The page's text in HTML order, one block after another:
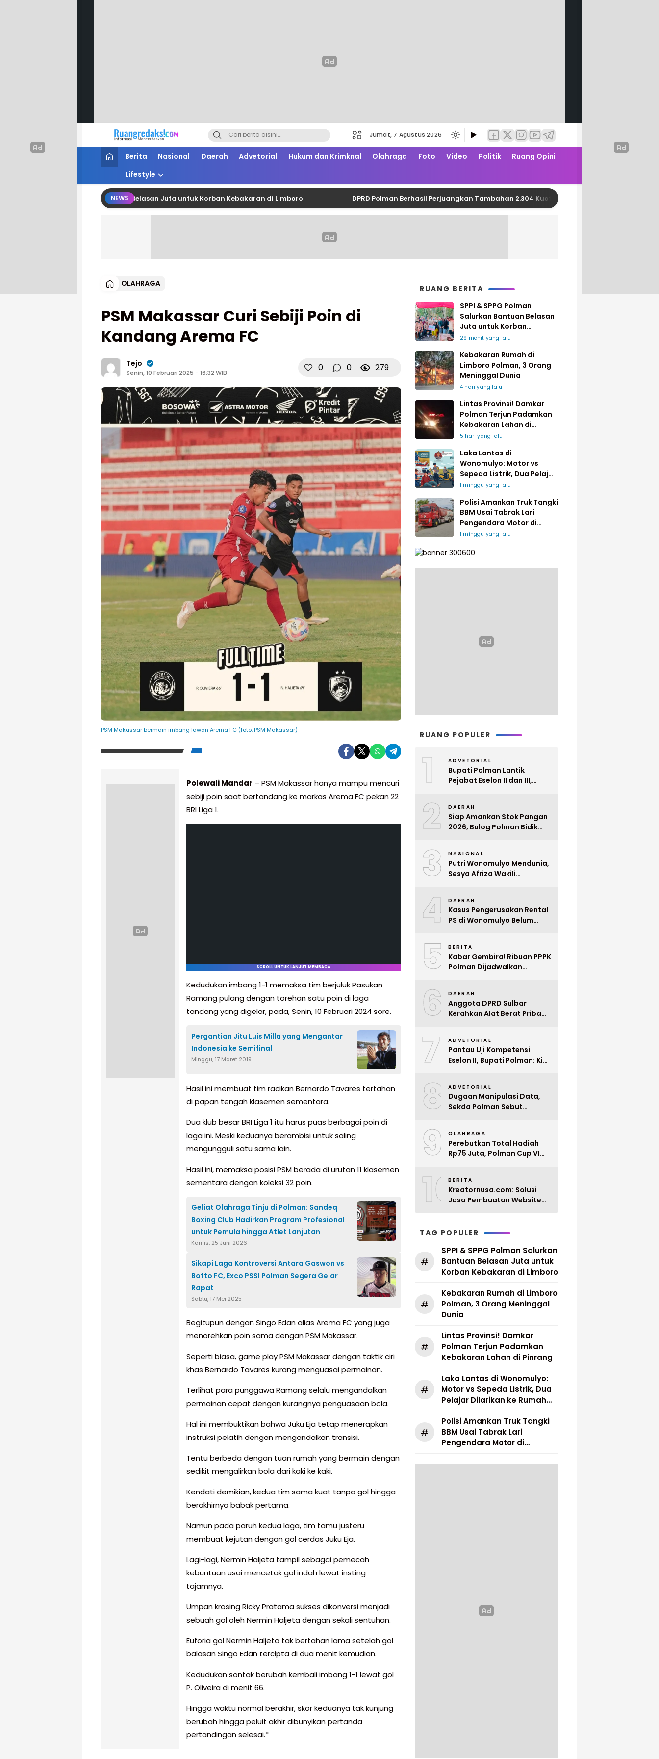
Ruang Redaksi
Informasi Mencerdaskan
Jumat, 7 Agustus 2026
Berita Nasional Daerah Advetorial Hukum dan Krimknal Olahraga Foto Video Politik
Ruang Opini
Lifestyle
NEWS
Polman Salurkan Bantuan Belasan Juta untuk Korban Kebakaran di Limboro DPRD Polman Berhasil Perjuangkan Tambahan 2.304 Kuota PBI JK APBN dari Kemensos RI
OLAHRAGA
PSM Makassar Curi Sebiji Poin di
Kandang Arema FC
Tejo
Senin, 10 Februari 2025 - 16:32 WIB 0 0 279
PSM Makassar bermain imbang lawan Arema FC (foto: PSM Makassar)
Polewali Mandar – PSM Makassar hanya mampu mencuri
sebiji poin saat bertandang ke markas Arema FC pekan 22
BRI Liga 1.
SCROLL UNTUK LANJUT MEMBACA
Kedudukan imbang 1-1 memaksa tim berjuluk Pasukan
Ramang pulang dengan torehan satu poin di laga
tandang yang digelar, pada, Senin, 10 Februari 2024 sore.
Pergantian Jitu Luis Milla yang Mengantar
Indonesia ke Semifinal
Minggu, 17 Maret 2019
Hasil ini membuat tim racikan Bernardo Tavares tertahan
di papan tengah klasemen sementara.
Dua klub besar BRI Liga 1 itu harus puas berbagai poin di
laga ini. Meski keduanya berambisi untuk saling
mengungguli satu sama lain.
Hasil ini, memaksa posisi PSM berada di urutan 11 klasemen
sementara dengan koleksi 32 poin.
Geliat Olahraga Tinju di Polman: Sandeq
Boxing Club Hadirkan Program Profesional
untuk Pemula hingga Atlet Lanjutan
Kamis, 25 Juni 2026
Sikapi Laga Kontroversi Antara Gaswon vs
Botto FC, Exco PSSI Polman Segera Gelar
Rapat
Sabtu, 17 Mei 2025
Begitupun dengan Singo Edan alias Arema FC yang juga
menorehkan poin sama dengan PSM Makassar.
Seperti biasa, game play PSM Makassar dengan taktik ciri
khas Bernardo Tavares kurang menguasai permainan.
Terlihat para punggawa Ramang selalu mengandalkan
permainan cepat dengan kurangnya penguasaan bola.
Hal ini membuktikan bahwa Juku Eja tetap menerapkan
instruksi pelatih dengan mengandalkan transisi.
Tentu berbeda dengan tuan rumah yang bermain dengan
sedikit mengalirkan bola dari kaki ke kaki.
Kendati demikian, kedua tim sama kuat tanpa gol hingga
berakhirnya babak pertama.
Namun pada paruh kedua laga, tim tamu justeru
membuat kejutan dengan gol cerdas Juku Eja.
Lagi-lagi, Nermin Haljeta tampil sebagai pemecah
kebuntuan usai mencetak gol indah lewat insting
tajamnya.
Umpan krosing Ricky Pratama sukses dikonversi menjadi
sebuah gol oleh Nermin Haljeta dengan sekali sentuhan.
Euforia gol Nermin Haljeta tak bertahan lama setelah gol
balasan Singo Edan tercipta di dua menit kemudian.
Kedudukan sontak berubah kembali imbang 1-1 lewat gol
P. Oliveira di menit 66.
Hingga waktu normal berakhir, skor keduanya tak kunjung
berubah hingga peluit akhir dibunyikan pertanda
pertandingan selesai.*
RUANG BERITA
SPPI & SPPG Polman
Salurkan Bantuan Belasan
Juta untuk Korban
Kebakaran di Limboro
29 menit yang lalu
Kebakaran Rumah di
Limboro Polman, 3 Orang
Meninggal Dunia
4 hari yang lalu
Lintas Provinsi! Damkar
Polman Terjun Padamkan
Kebakaran Lahan di
Pinrang
5 hari yang lalu
Laka Lantas di
Wonomulyo: Motor vs
Sepeda Listrik, Dua Pelajar
Dilarikan ke Rumah Sakit
1 minggu yang lalu
Polisi Amankan Truk Tangki
BBM Usai Tabrak Lari
Pengendara Motor di
Matakali
1 minggu yang lalu
RUANG POPULER
1 ADVETORIAL
Bupati Polman Lantik
Pejabat Eselon II dan III,
2 DAERAH
Siap Amankan Stok Pangan
2026, Bulog Polman Bidik
3 NASIONAL
Putri Wonomulyo Mendunia,
Sesya Afriza Wakili
4 DAERAH
Kasus Pengerusakan Rental
PS di Wonomulyo Belum
Pelaku
5 BERITA
Kabar Gembira! Ribuan PPPK
Polman Dijadwalkan
6 DAERAH
Anggota DPRD Sulbar
Kerahkan Alat Berat Pribadi
7 ADVETORIAL
Pantau Uji Kompetensi
Eselon II, Bupati Polman: Kita
8 ADVETORIAL
Dugaan Manipulasi Data,
Sekda Polman Sebut
Ditunda
9 OLAHRAGA
Perebutkan Total Hadiah
Rp75 Juta, Polman Cup VI
10BERITA
Kreatornusa.com: Solusi
Jasa Pembuatan Website
TAG POPULER
#
SPPI & SPPG Polman Salurkan
Bantuan Belasan Juta untuk
Korban Kebakaran di Limboro
#
Kebakaran Rumah di Limboro
Polman, 3 Orang Meninggal
Dunia
#
Lintas Provinsi! Damkar
Polman Terjun Padamkan
Kebakaran Lahan di Pinrang
#
Laka Lantas di Wonomulyo:
Motor vs Sepeda Listrik, Dua
Pelajar Dilarikan ke Rumah
#
Polisi Amankan Truk Tangki
BBM Usai Tabrak Lari
Pengendara Motor di